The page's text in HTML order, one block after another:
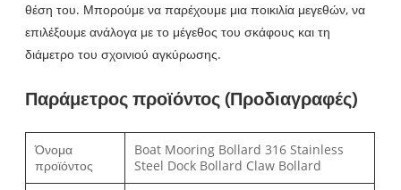
θέση του. Μπορούμε να παρέχουμε μια ποικιλία μεγεθών, να
επιλέξουμε ανάλογα με το μέγεθος του σκάφους και τη
διάμετρο του σχοινιού αγκύρωσης.
Παράμετρος προϊόντος (Προδιαγραφές)
Όνομα
προϊόντος
Boat Mooring Bollard 316 Stainless
Steel Dock Bollard Claw Bollard